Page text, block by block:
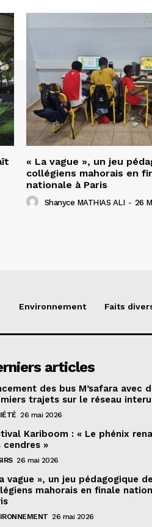
« La vague », un jeu
collégiens mahorais en
nationale à Paris
Shanyce MATHIAS ALI - 26
Environnement Faits
articles
des bus M’safara avec
trajets sur le réseau
26 mai 2026
Kariboom : « Le phénix
cendres »
26 mai 2026
vague », un jeu pédagogique de
mahorais en finale
26 mai 2026